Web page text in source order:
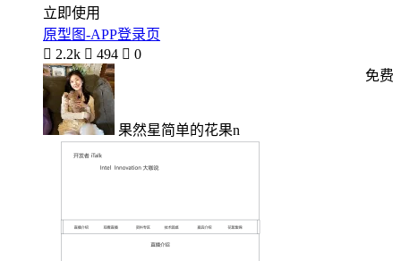
立即使用
原型图-APP登录页
 2.2k  494  0
果然星简单的花果n
免费